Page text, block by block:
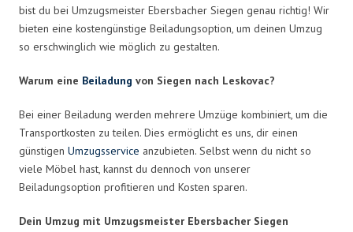
bist du bei Umzugsmeister Ebersbacher Siegen genau richtig! Wir
bieten eine kostengünstige Beiladungsoption, um deinen Umzug
so erschwinglich wie möglich zu gestalten.
Warum eine Beiladung von Siegen nach Leskovac?
Bei einer Beiladung werden mehrere Umzüge kombiniert, um die
Transportkosten zu teilen. Dies ermöglicht es uns, dir einen
günstigen Umzugsservice anzubieten. Selbst wenn du nicht so
viele Möbel hast, kannst du dennoch von unserer
Beiladungsoption profitieren und Kosten sparen.
Dein Umzug mit Umzugsmeister Ebersbacher Siegen